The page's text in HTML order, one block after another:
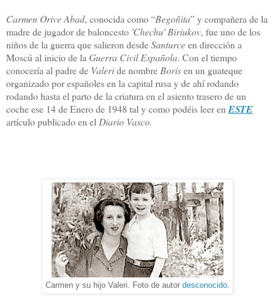
Carmen Orive Abad, conocida como “Begoñita” y compañera de la
madre de jugador de baloncesto 'Chechu' Biriukov, fue uno de los
niños de la guerra que salieron desdeSanturceen dirección a
Moscú al inicio de la Guerra Civil Española. Con el tiempo
conocería al padre de Valeride nombre Borisen un guateque
organizado por españoles en la capital rusa y de ahí rodando
rodando hasta el parto de la criatura en el asiento trasero de un
coche ese 14 de Enero de 1948 tal y como podéis leer en ESTE
artículo publicado en el Diario Vasco.
Carmen y su hijo Valeri. Foto de autor desconocido